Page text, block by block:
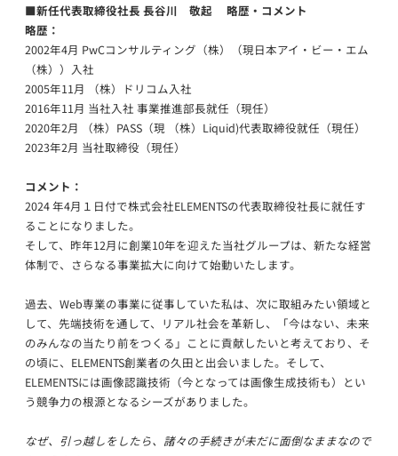
■新任代表取締役社長 長谷川 敬起 略歴・コメント
略歴：
2002年4月 PwCコンサルティング（株）（現日本アイ・ビー・エム
（株））入社
2005年11月 （株）ドリコム入社
2016年11月 当社入社 事業推進部長就任（現任）
2020年2月 （株）PASS（現 （株）Liquid)代表取締役就任（現任）
2023年2月 当社取締役（現任）
コメント：
2024 年4月１日付で株式会社ELEMENTSの代表取締役社長に就任す
ることになりました。
そして、昨年12月に創業10年を迎えた当社グループは、新たな経営
体制で、さらなる事業拡大に向けて始動いたします。
過去、Web専業の事業に従事していた私は、次に取組みたい領域と
して、先端技術を通して、リアル社会を革新し、「今はない、未来
のみんなの当たり前をつくる」ことに貢献したいと考えており、そ
の頃に、ELEMENTS創業者の久田と出会いました。そして、
ELEMENTSには画像認識技術（今となっては画像生成技術も）とい
う競争力の根源となるシーズがありました。
なぜ、引っ越しをしたら、諸々の手続きが未だに面倒なままなので